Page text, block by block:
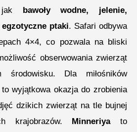
jak
bawoły wodne, jelenie,
ptaki. Safari odbywa
4×4, co pozwala na bliski
obserwowania zwierząt
Dla miłośników
wyjątkowa okazja do zrobienia
dzikich zwierząt na tle bujnej
krajobrazów.
Minneriyato